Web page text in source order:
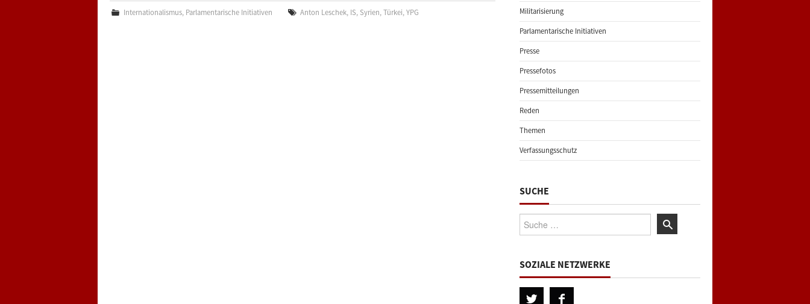
Internationalismus, Parlamentarische Initiativen Anton Leschek, IS, Syrien,Türkei,YPG Militarisierung
Parlamentarische Initiativen
Presse
Pressefotos
Pressemitteilungen
Reden
Themen
Verfassungsschutz
SUCHE
Suche:
SOZIALE NETZWERKE